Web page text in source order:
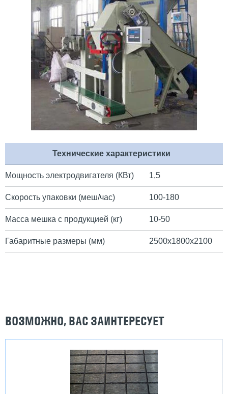
Технические характеристики
Мощность электродвигателя (КВт) 1,5
Скорость упаковки (меш/час) 100-180
Масса мешка с продукцией (кг) 10-50
Габаритные размеры (мм) 2500х1800х2100
ВОЗМОЖНО, ВАС ЗАИНТЕРЕСУЕТ